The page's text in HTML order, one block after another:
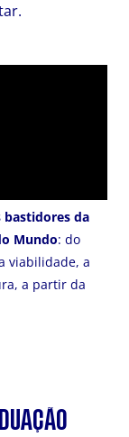
bastidores da
Mundo: do
viabilidade, a
a partir da